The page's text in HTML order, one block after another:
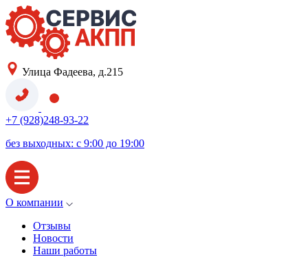
Улица Фадеева, д.215
+7 (928)248-93-22
без выходных: с 9:00 до 19:00
О компании
Отзывы
Новости
Наши работы